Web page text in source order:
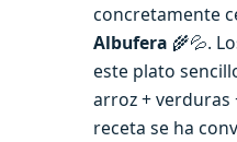
concretamente
Albufera 🌾💦.
este plato
arroz + verduras
receta se ha